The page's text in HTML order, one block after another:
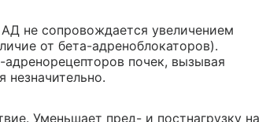
не сопровождается увеличением
от бета-адреноблокаторов).
почек, вызывая
Уменьшает пред- и постнагрузку на